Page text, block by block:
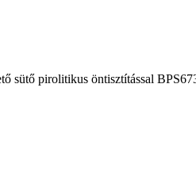
sütő pirolitikus öntisztítással